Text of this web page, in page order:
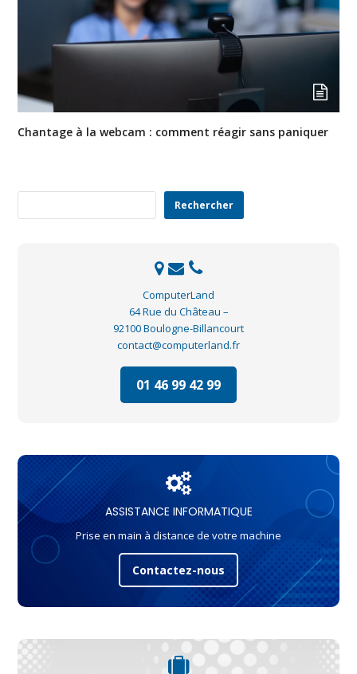
Chantage à la webcam : comment réagir sans paniquer
Rechercher
ComputerLand
64 Rue du Château –
92100 Boulogne-Billancourt
contact@computerland.fr
01 46 99 42 99
ASSISTANCE INFORMATIQUE
Prise en main à distance de votre machine
Contactez-nous